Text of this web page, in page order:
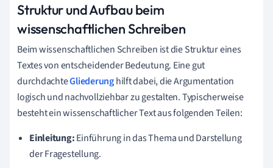
Struktur und Aufbau beim
wissenschaftlichen Schreiben
Beim wissenschaftlichen Schreiben ist die Struktur eines
Textes von entscheidender Bedeutung. Eine gut
durchdachteGliederunghilft dabei, die Argumentation
logisch und nachvollziehbar zu gestalten. Typischerweise
besteht ein wissenschaftlicher Text aus folgenden Teilen:
Einleitung:Einführung in das Thema und Darstellung
der Fragestellung.